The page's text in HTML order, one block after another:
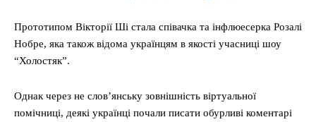
Прототипом Вікторії Ші стала співачка та інфлюесерка Розалі
Нобре, яка також відома українцям в якості учасниці шоу
“Холостяк”.
Однак через не слов’янську зовнішність віртуальної
помічниці, деякі українці почали писати обурливі коментарі